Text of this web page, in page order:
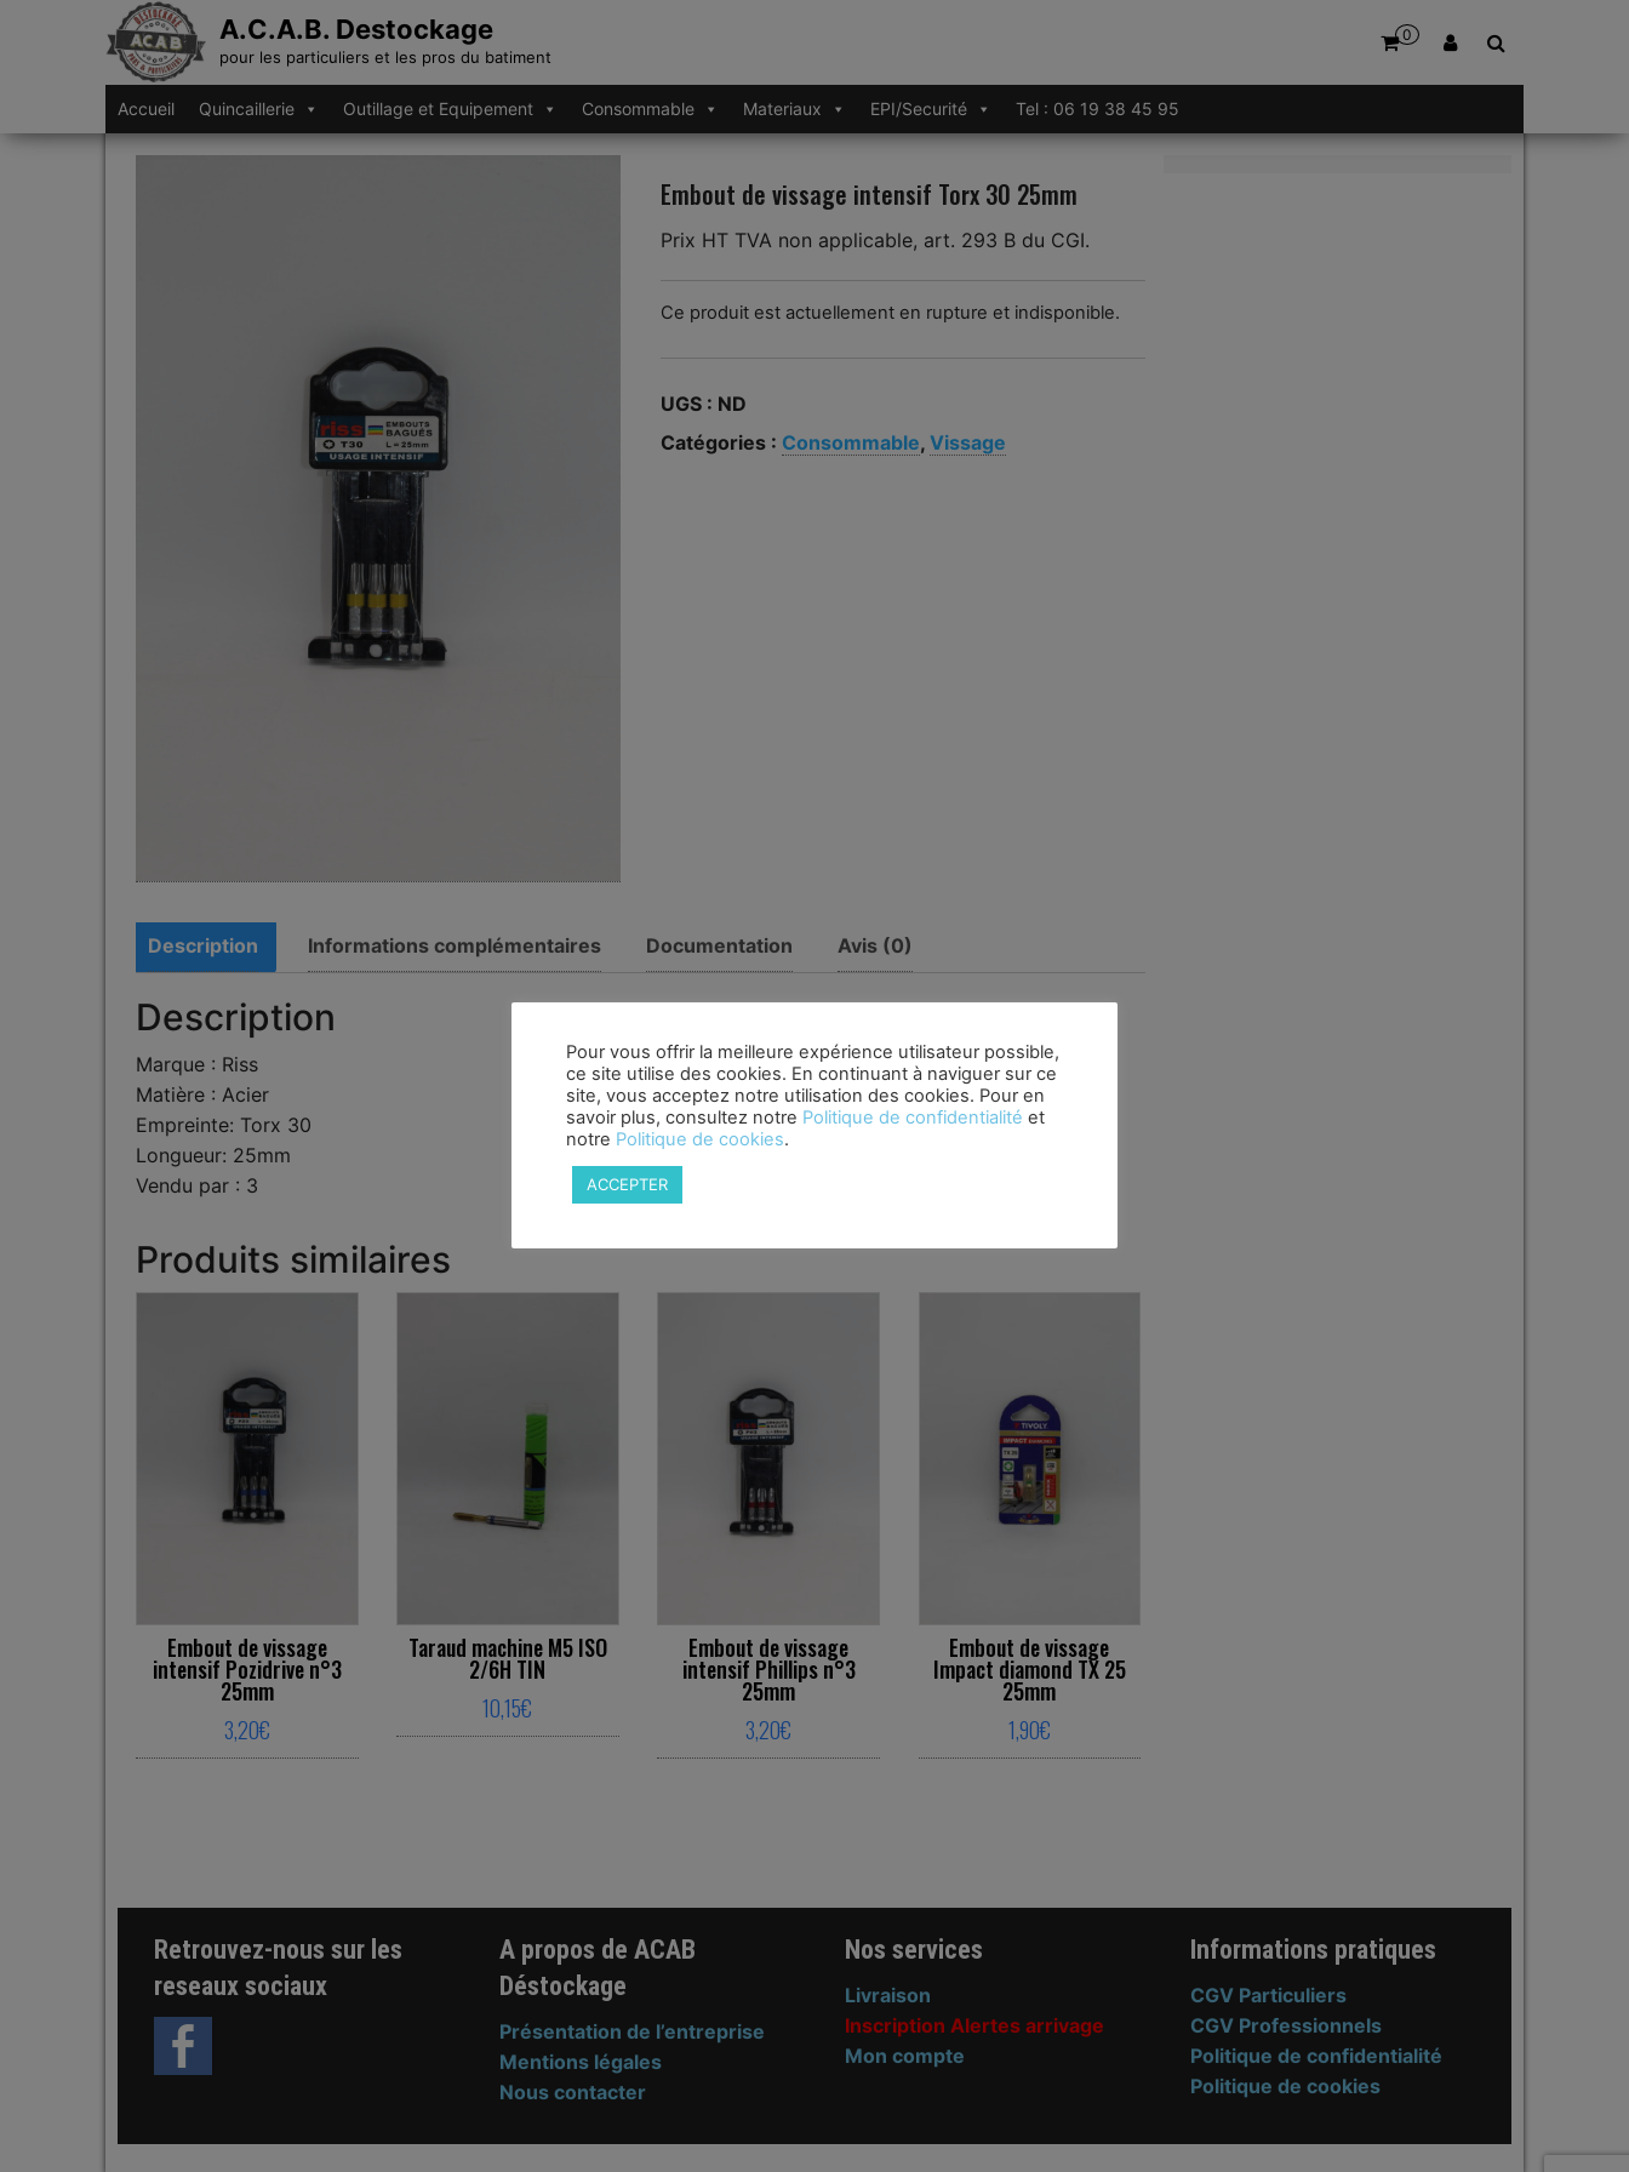
A.C.A.B. Destockage
pour les particuliers et les pros du batiment
0
Accueil Quincaillerie Outillage et Equipement Consommable Materiaux EPI/Securité Tel : 06 19 38 45 95
Embout de vissage intensif Torx 30 25mm
Prix HT TVA non applicable, art. 293 B du CGI.
Ce produit est actuellement en rupture et indisponible.
UGS : ND
Catégories : Consommable, Vissage
Description Informations complémentaires Documentation Avis (0)
Description
Marque : Riss
Matière : Acier
Empreinte: Torx 30
Longueur: 25mm
Vendu par : 3
Produits similaires
Embout de vissage
intensif Pozidrive n°3
25mm
3,20€
Taraud machine M5 ISO
2/6H TIN
10,15€
Embout de vissage
intensif Phillips n°3
25mm
3,20€
Embout de vissage
Impact diamond TX 25
25mm
1,90€
Retrouvez-nous sur les
reseaux sociaux
A propos de ACAB
Déstockage
Présentation de l’entreprise
Mentions légales
Nous contacter
Nos services
Livraison
Inscription Alertes arrivage
Mon compte
Informations pratiques
CGV Particuliers
CGV Professionnels
Politique de confidentialité
Politique de cookies
Pour vous offrir la meilleure expérience utilisateur possible,
ce site utilise des cookies. En continuant à naviguer sur ce
site, vous acceptez notre utilisation des cookies. Pour en
savoir plus, consultez notre Politique de confidentialité et
notre Politique de cookies.
ACCEPTER